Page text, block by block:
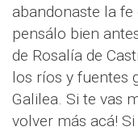
abandonaste la
pensálo bien
de Rosalía de
los ríos y fuentes
Galilea. Si te vas
volver más acá!